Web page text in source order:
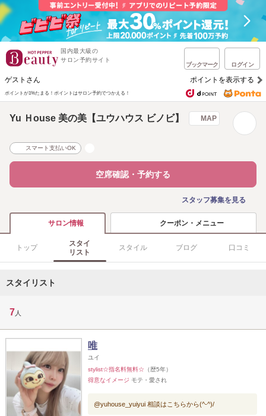
国内最大級の
サロン予約サイト
ブックマーク ログイン
ゲストさん ポイントを表示する
ポイントが1%たまる！ ポイントはサロン予約でつかえる！
Yu Ｈouse 美の美【ユウハウス ビノビ】 MAP
スマート支払いOK
空席確認・予約する
スタッフ募集を見る
サロン情報 クーポン・メニュー
トップ
スタイ
リスト
スタイル ブログ 口コミ
スタイリスト
7 人
唯
ユイ
stylist☆指名料無料☆ （歴5年）
得意なイメージ モテ・愛され
@yuhouse_yuiyui 相談はこちらから(^-^)/